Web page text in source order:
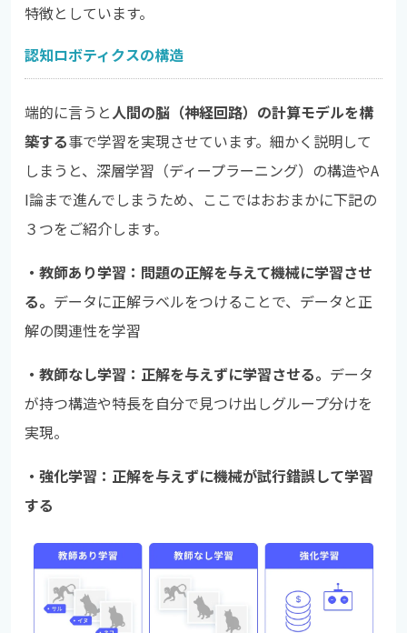
特徴としています。
認知ロボティクスの構造
端的に言うと人間の脳（神経回路）の計算モデルを構
築する事で学習を実現させています。細かく説明して
しまうと、深層学習（ディープラーニング）の構造やA
I論まで進んでしまうため、ここではおおまかに下記の
３つをご紹介します。
・教師あり学習：問題の正解を与えて機械に学習させ
る。 データに正解ラベルをつけることで、データと正
解の関連性を学習
・教師なし学習：正解を与えずに学習させる。 データ
が持つ構造や特長を自分で見つけ出しグループ分けを
実現。
・強化学習：正解を与えずに機械が試行錯誤して学習
する